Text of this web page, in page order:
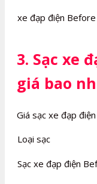
xe đạp điện Before
3. Sạc xe
giá bao
Giá sạc xe đạp
Loại sạc
Sạc xe đạp điện